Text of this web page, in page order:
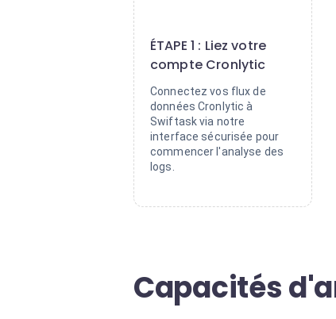
ÉTAPE 1 : Liez votre
compte Cronlytic
Connectez vos flux de
données Cronlytic à
Swiftask via notre
interface sécurisée pour
commencer l'analyse des
logs.
Capacités